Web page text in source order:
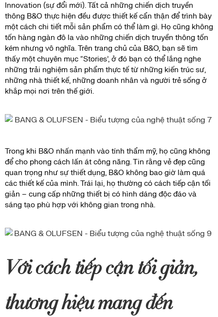
Innovation (sự đổi mới). Tất cả những chiến dịch truyền
thông B&O thực hiện đều được thiết kế cẩn thận để trình bày
một cách chi tiết mỗi sản phẩm có thể làm gì. Họ cũng không
tốn hàng ngàn đô la vào những chiến dịch truyền thông tốn
kém nhưng vô nghĩa. Trên trang chủ của B&O, bạn sẽ tìm
thấy một chuyên mục “Stories’, ở đó bạn có thể lắng nghe
những trải nghiệm sản phẩm thực tế từ những kiến trúc sư,
những nhà thiết kế, những doanh nhân và người trẻ sống ở
khắp mọi nơi trên thế giới.
Trong khi B&O nhấn mạnh vào tính thẩm mỹ, họ cũng không
để cho phong cách lấn át công năng. Tin rằng vẻ đẹp cũng
quan trọng như sự thiết dụng, B&O không bao giờ làm quá
các thiết kế của mình. Trái lại, họ thường có cách tiếp cận tối
giản – cung cấp những thiết bị có hình dáng độc đáo và
sáng tạo phù hợp với không gian trong nhà.
Với cách tiếp cận tối giản,
thương hiệu mang đến